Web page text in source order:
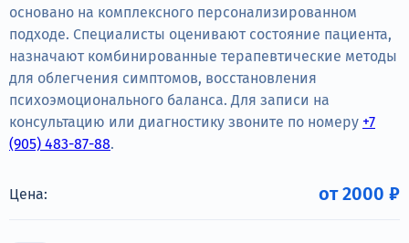
Стационар
Психиатрия
Цены
Контакты
основано на комплексного персонализированном
подходе. Специалисты оценивают состояние пациента,
назначают комбинированные терапевтические методы
для облегчения симптомов, восстановления
психоэмоционального баланса. Для записи на
консультацию или диагностику звоните по номеру +7
(905) 483-87-88.
Цена: от 2000 ₽